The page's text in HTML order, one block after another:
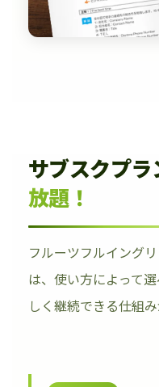
サブスクプラ
放題！
フルーツフルイング
は、使い方によって
しく継続できる仕組